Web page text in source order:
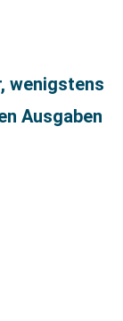
wenigstens
Ausgaben